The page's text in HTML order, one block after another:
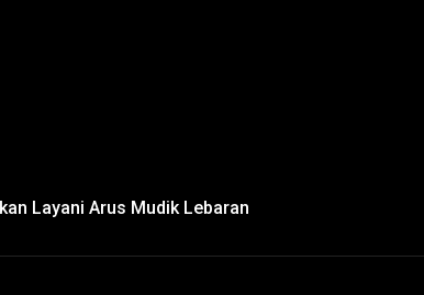
Layani Arus Mudik Lebaran